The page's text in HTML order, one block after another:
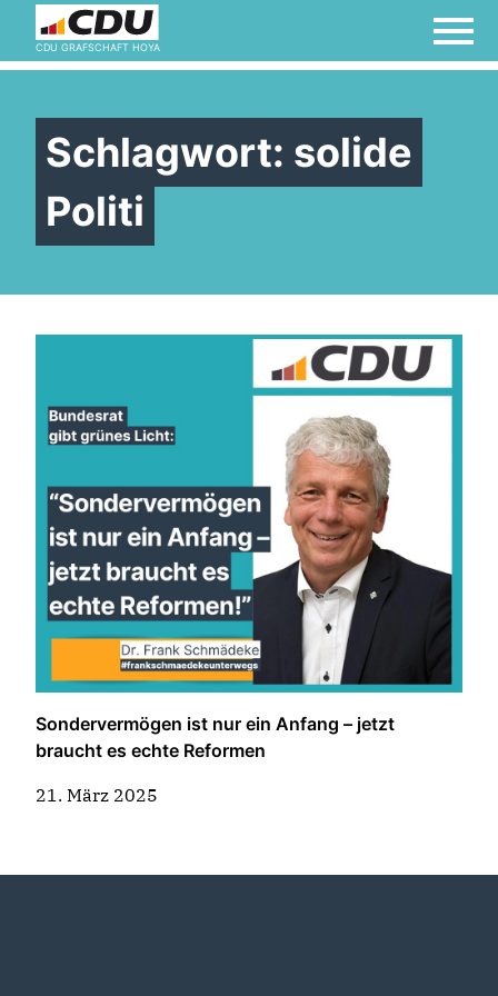
CDU GRAFSCHAFT HOYA
Impressum
Links
Termine
Termine
Vorstand
Willkommen bei der CDU
der Grafschaft Hoya
Willkommen bei der
Schlagwort: solide
Politi
Sondervermögen ist nur ein Anfang – jetzt
braucht es echte Reformen
21. März 2025